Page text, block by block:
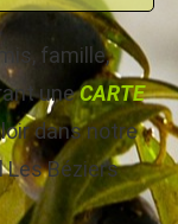
famille,
uneCARTE
dans notre
Les Béziers